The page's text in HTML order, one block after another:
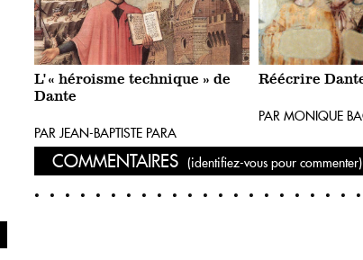
L' « héroisme technique » de
Dante
PAR JEAN-BAPTISTE PARA
Réécrire
PAR MONIQUE
COMMENTAIRES(identifiez-vous pour commenter)